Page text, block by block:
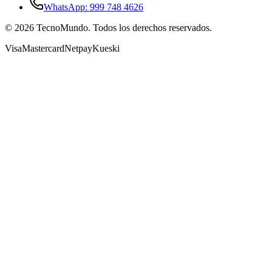
WhatsApp: 999 748 4626
© 2026 TecnoMundo. Todos los derechos reservados.
VisaMastercardNetpayKueski